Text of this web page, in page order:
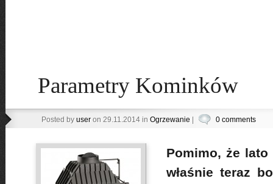
Parametry Kominków
Posted by useron 29.11.2014 in Ogrzewanie 0 comments
Pomimo, że
właśnie teraz